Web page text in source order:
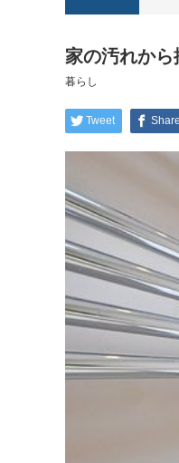
家の汚れか
暮らし
Tweet Share